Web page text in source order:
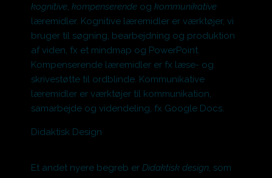
kognitive, kompenserende ogkommunikative
læremidler. Kognitive læremidler er værktøjer, vi
bruger til søgning, bearbejdning og produktion
af viden, fx et mindmap og PowerPoint.
Kompenserende læremidler er fx læse- og
skrivestøtte til ordblinde. Kommunikative
læremidler er værktøjer til kommunikation,
samarbejde og videndeling, fx Google Docs.
Didaktisk Design
Et andet nyere begreb erDidaktisk design, som